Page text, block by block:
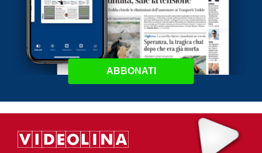
ABBONATI